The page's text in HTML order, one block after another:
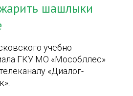
шашлыки
учебно-
ГКУ МО «Мособллес»
«Диалог-